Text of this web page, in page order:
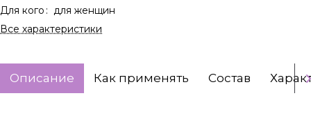
Для кого: для женщин
Все характеристики
Описание Как применять Состав